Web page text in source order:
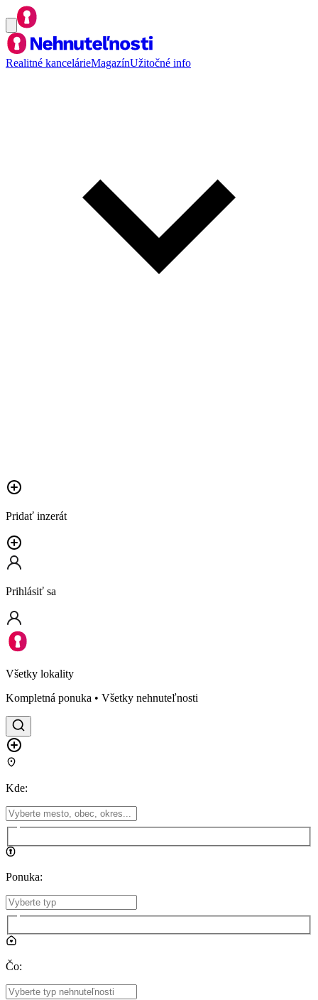
Realitné kancelárieMagazínUžitočné info
Pridať inzerát
Prihlásiť sa
Všetky lokality
Kompletná ponuka • Všetky nehnuteľnosti
Kde:
Ponuka:
Čo: